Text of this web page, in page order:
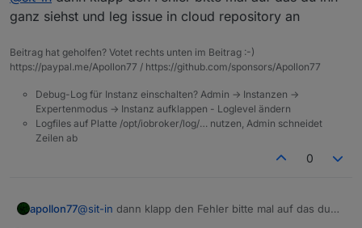
ganz siehst und leg issue in cloud repository an
Beitrag hat geholfen? Votet rechts unten im Beitrag :-)
https://paypal.me/Apollon77 / https://github.com/sponsors/Apollon77
Debug-Log für Instanz einschalten? Admin -> Instanzen ->
Expertenmodus -> Instanz aufklappen - Loglevel ändern
Logfiles auf Platte /opt/iobroker/log/… nutzen, Admin schneidet
Zeilen ab
0
apollon77@sit-in dann klapp den Fehler bitte mal auf das du